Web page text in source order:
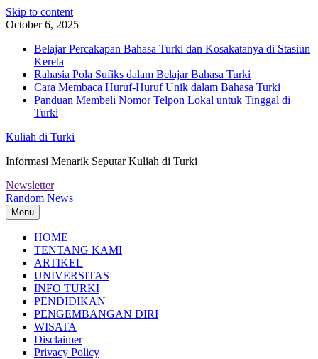
Skip to content
October 6, 2025
Belajar Percakapan Bahasa Turki dan Kosakatanya di Stasiun
Kereta
Rahasia Pola Sufiks dalam Belajar Bahasa Turki
Cara Membaca Huruf-Huruf Unik dalam Bahasa Turki
Panduan Membeli Nomor Telpon Lokal untuk Tinggal di
Turki
Kuliah di Turki
Informasi Menarik Seputar Kuliah di Turki
Newsletter
Random News
Menu
HOME
TENTANG KAMI
ARTIKEL
UNIVERSITAS
INFO TURKI
PENDIDIKAN
PENGEMBANGAN DIRI
WISATA
Disclaimer
Privacy Policy